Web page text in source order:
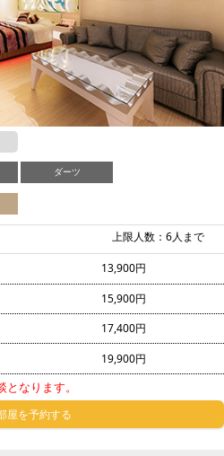
ダーツ
上限人数：6人まで
13,900円
15,900円
17,400円
19,900円
なります。
屋を予約する